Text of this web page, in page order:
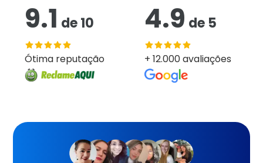
9.1 de10
Ótima reputação
4.9 de 5
+ 12.000 avaliações